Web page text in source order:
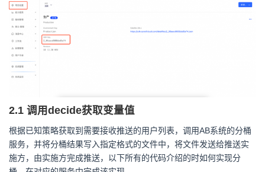
2.1 调用decide获取变量值
根据已知策略获取到需要接收推送的用户列表，调用AB系统的分桶
服务，并将分桶结果写入指定格式的文件中，将文件发送给推送实
施方，由实施方完成推送，以下所有的代码介绍的时如何实现分